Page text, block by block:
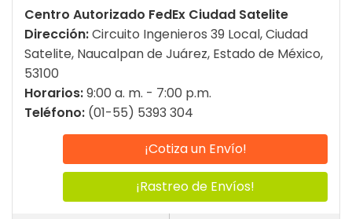
Centro Autorizado FedEx Ciudad Satelite
Dirección:Circuito Ingenieros 39 Local, Ciudad
Satelite, Naucalpan de Juárez, Estado de México,
53100
Horarios:9:00 a. m. - 7:00 p.m.
Teléfono: (01-55) 5393 304
¡Cotiza un Envío!
¡Rastreo de Envíos!